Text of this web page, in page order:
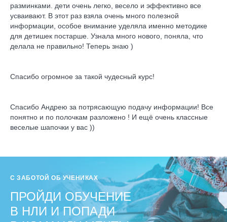
разминками. дети очень легко, весело и эффективно все
усваивают. В этот раз взяла очень много полезной
информации, особое внимание уделяла именно методике
для детишек постарше. Узнала много нового, поняла, что
делала не правильно! Теперь знаю )
Спасибо огромное за такой чудесный курс!
Спасибо Андрею за потрясающую подачу информации! Все
понятно и по полочкам разложено ! И ещё очень классные
веселые шапочки у вас ))
С ЗАБОТОЙ ОБ УЧЕНИКАХ
ПРОЙДИ ОБУЧЕНИЕ
В НЛИ И ПОПАДИ